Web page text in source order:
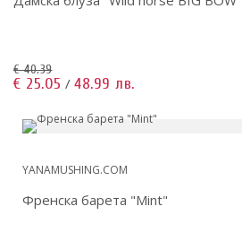
€ 40.39
€ 25.05 / 48.99 лв.
YANAMUSHING.COM
Френска барета "Mint"